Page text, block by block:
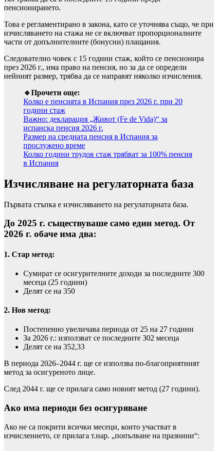
пенсионирането.
Това е регламентирано в закона, като се уточнява също, че при
изчисляването на стажа не се включват пропорционалните
части от допълнителните (бонусни) плащания.
Следователно човек с 15 години стаж, който се пенсионира
през 2026 г., има право на пенсия, но за да се определи
нейният размер, трябва да се направят няколко изчисления.
🔹Прочети още:
Колко е пенсията в Испания през 2026 г. при 20
години стаж
Важно: декларация „Живот (Fe de Vida)“ за
испанска пенсия 2026 г.
Размер на средната пенсия в Испания за
прослужено време
Колко години трудов стаж трябват за 100% пенсия
в Испания
Изчисляване на регулаторната база
Първата стъпка е изчисляването на регулаторната база.
До 2025 г. съществуваше само един метод. От
2026 г. обаче има два:
1. Стар метод:
Сумират се осигурителните доходи за последните 300
месеца (25 години)
Делят се на 350
2. Нов метод:
Постепенно увеличава периода от 25 на 27 години
За 2026 г.: използват се последните 302 месеца
Делят се на 352,33
В периода 2026–2044 г. ще се използва по-благоприятният
метод за осигуреното лице.
След 2044 г. ще се прилага само новият метод (27 години).
Ако има периоди без осигуряване
Ако не са покрити всички месеци, които участват в
изчислението, се прилага т.нар. „попълване на празнини“: